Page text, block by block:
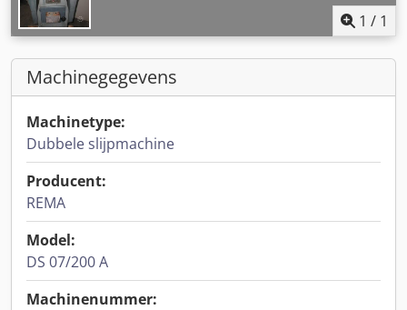
1 / 1
Machinegegevens
Machinetype:
Dubbele slijpmachine
Producent:
REMA
Model:
DS 07/200 A
Machinenummer: